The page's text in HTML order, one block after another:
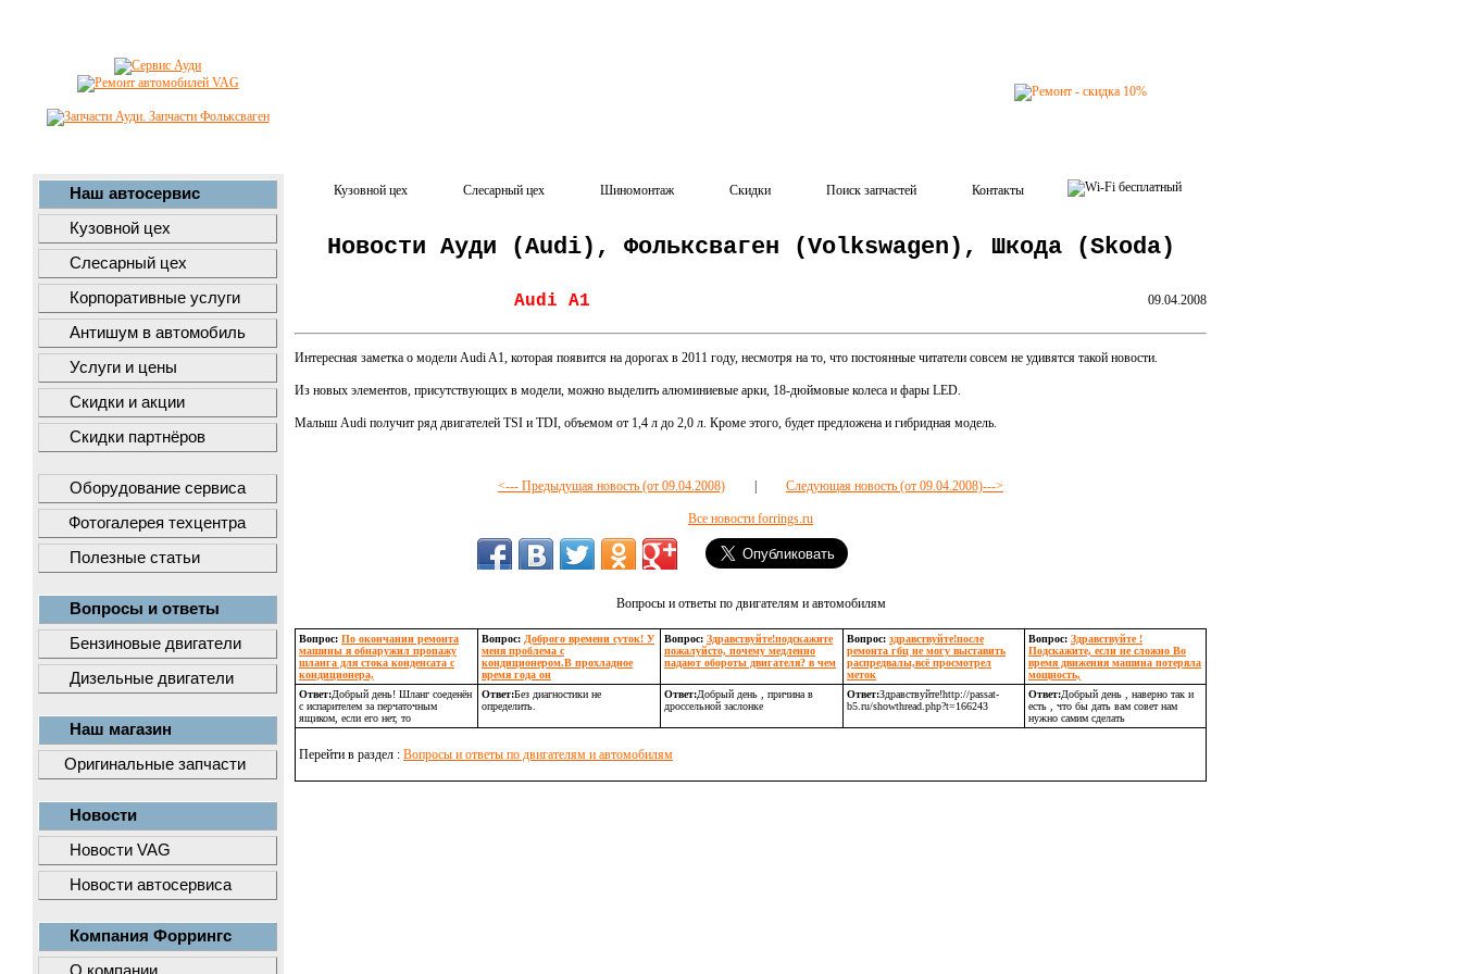
Наш автосервис
Кузовной цех
Слесарный цех
Корпоративные услуги
Антишум в автомобиль
Услуги и цены
Скидки и акции
Скидки партнёров
Оборудование сервиса
Фотогалерея техцентра
Полезные статьи
Вопросы и ответы
Бензиновые двигатели
Дизельные двигатели
Наш магазин
Оригинальные запчасти
Новости
Новости VAG
Новости автосервиса
Компания Форрингс
Кузовной цех Слесарный цех Шиномонтаж Скидки Поиск запчастей Контакты
Новости Ауди (Audi), Фольксваген (Volkswagen), Шкода (Skoda)
Audi A1 09.04.2008
Интересная заметка о модели Audi A1, которая появится на дорогах в 2011 году, несмотря на то, что постоянные читатели совсем не удивятся такой новости.
Из новых элементов, присутствующих в модели, можно выделить алюминиевые арки, 18-дюймовые колеса и фары LED.
Малыш Audi получит ряд двигателей TSI и TDI, объемом от 1,4 л до 2,0 л. Кроме этого, будет предложена и гибридная модель.
<--- Предыдущая новость (от 09.04.2008) Следующая новость (от 09.04.2008)--->
Все новости forrings.ru
Вопросы и ответы по двигателям и автомобилям
Вопрос: По окончании ремонта
машины я обнаружил пропажу
шланга для стока конденсата с
кондиционера,
Вопрос: Доброго времени суток! У
меня проблема с
кондиционером.В прохладное
время года он
Вопрос: Здравствуйте!подскажите
пожалуйсто, почему медленно
падают обороты двигателя? в чем
Вопрос: здравствуйте!после
ремонта гбц не могу выставить
распредвалы,всё просмотрел
меток
Вопрос: Здравствуйте !
Подскажите, если не сложно Во
время движения машина потеряла
мощность,
Ответ:Добрый день! Шланг соеденён
с испарителем за перчаточным
ящиком, если его нет, то
Ответ:Без диагностики не
определить.
Ответ:Добрый день , причина в
дроссельной заслонке
Ответ:Здравствуйте!http://passat-
b5.ru/showthread.php?t=166243
Ответ:Добрый день , наверно так и
есть , что бы дать вам совет нам
нужно самим сделать
Перейти в раздел : Вопросы и ответы по двигателям и автомобилям